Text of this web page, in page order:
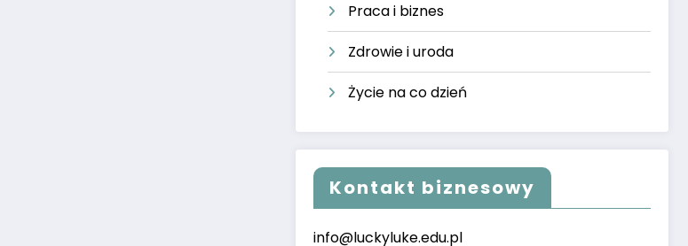
Praca i biznes
Zdrowie i uroda
Życie na co dzień
Kontakt biznesowy
info@luckyluke.edu.pl